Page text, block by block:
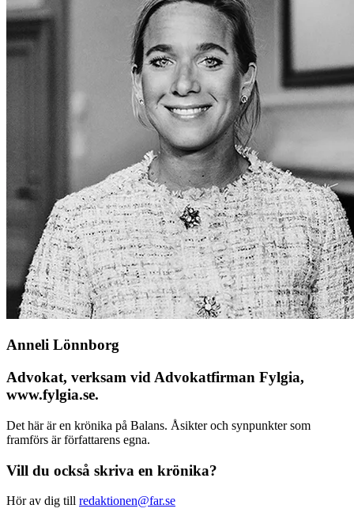
Anneli Lönnborg
Advokat, verksam vid Advokatfirman Fylgia,
www.fylgia.se.
Det här är en krönika på Balans. Åsikter och synpunkter som
framförs är författarens egna.
Vill du också skriva en krönika?
Hör av dig till redaktionen@far.se